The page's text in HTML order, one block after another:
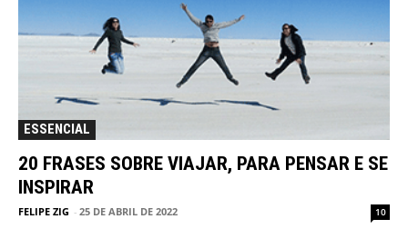
ESSENCIAL
20 FRASES SOBRE VIAJAR, PARA PENSAR E SE
INSPIRAR
FELIPE ZIG - 25 DE ABRIL DE 2022 10